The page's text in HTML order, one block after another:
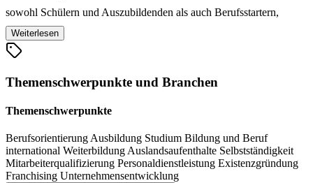
sowohl Schülern und Auszubildenden als auch Berufsstartern,
Profis, Quer- und Wiedereinsteigern vielfältige Gesprächs- und
Bewerbungsmöglichkeiten zur beruflichen Planung in jeder
Weiterlesen
Themenschwerpunkte und Branchen
Themenschwerpunkte
Berufsorientierung Ausbildung Studium Bildung und Beruf
international Weiterbildung Auslandsaufenthalte Selbstständigkeit
Mitarbeiterqualifizierung Personaldienstleistung Existenzgründung
Franchising Unternehmensentwicklung